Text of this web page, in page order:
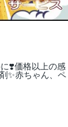
❣️価格以上の感
✨赤ちゃん、ペ